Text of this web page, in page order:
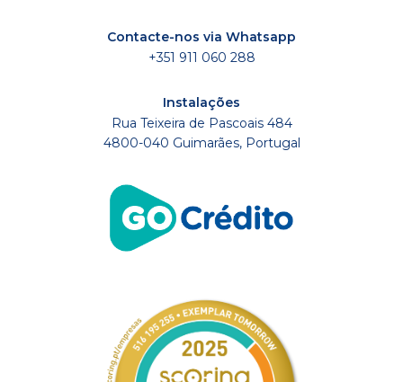
Contacte-nos via Whatsapp
+351 911 060 288
Instalações
Rua Teixeira de Pascoais 484
4800-040 Guimarães, Portugal